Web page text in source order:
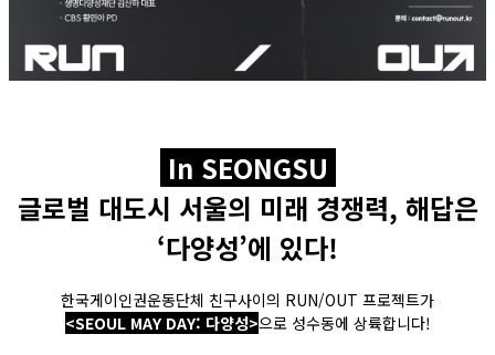
In SEONGSU
글로벌 대도시 서울의 미래 경쟁력, 해답은
‘다양성’에 있다!
한국게이인권운동단체 친구사이의 RUN/OUT 프로젝트가
<SEOUL MAY DAY: 다양성>으로 성수동에 상륙합니다!